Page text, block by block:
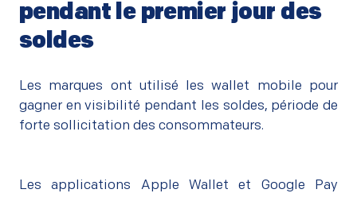
pendant le premier jour des
soldes
Les marques ont utilisé les wallet mobile pour
gagner en visibilité pendant les soldes, période de
forte sollicitation des consommateurs.
Les applications Apple Wallet et Google Pay